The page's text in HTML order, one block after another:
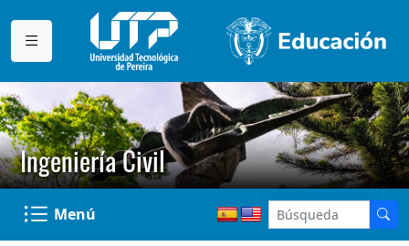
Ingeniería Civil
Menú